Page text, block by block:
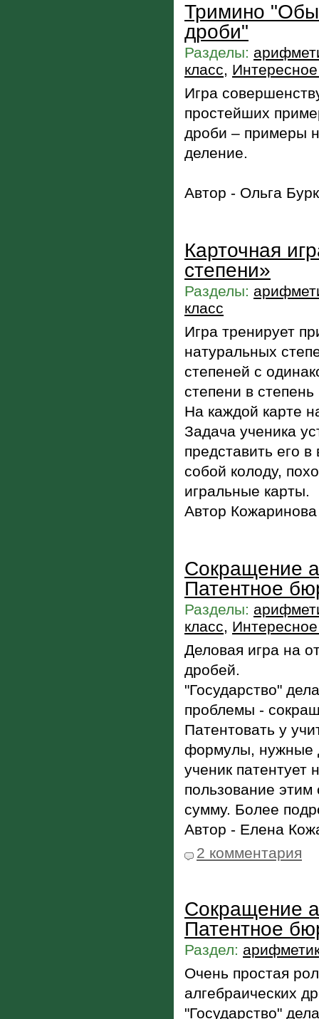
Тримино
дроби"
Разделы:
класс, Интересное
Игра
простейших
дроби – примеры
деление.
Автор - Ольга
Карточная
степени»
Разделы:
класс
Игра тренирует
натуральных
степеней с
степени в степень
На каждой карте
Задача ученика
представить его
собой колоду,
игральные карты.
Автор
Сокращение
Патентное
Разделы:
класс, Интересное
Деловая игра на
дробей.
"Государство"
проблемы -
Патентовать у
формулы, нужные
ученик патентует
пользование
сумму. Более
Автор - Елена
2 комментария
Сокращение
Патентное
Раздел:
Очень простая
алгебраических
"Государство"